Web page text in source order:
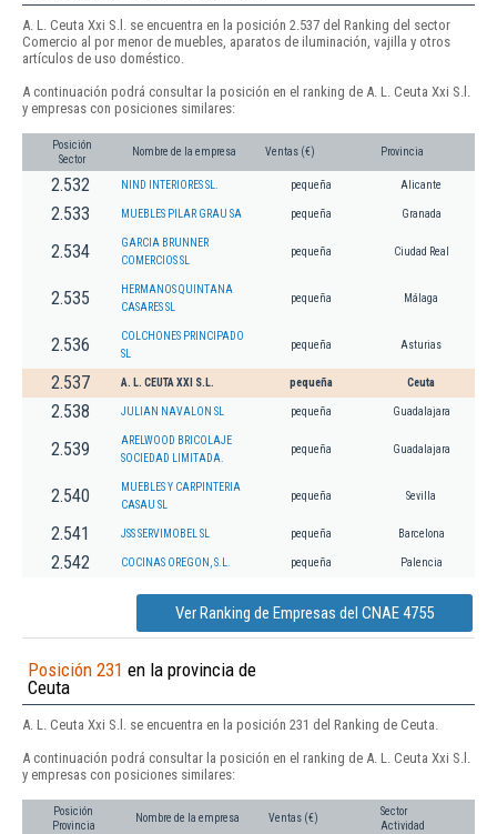
A. L. Ceuta Xxi S.l. se encuentra en la posición 2.537 del Ranking del sector
Comercio al por menor de muebles, aparatos de iluminación, vajilla y otros
artículos de uso doméstico.
A continuación podrá consultar la posición en el ranking de A. L. Ceuta Xxi S.l.
y empresas con posiciones similares:
Posición
Sector
Nombre de la empresa Ventas (€) Provincia
2.532 NIND INTERIORES SL. pequeña Alicante
2.533 MUEBLES PILAR GRAU SA pequeña Granada
2.534
GARCIA BRUNNER
COMERCIOS SL
pequeña Ciudad Real
2.535
HERMANOS QUINTANA
CASARES SL
pequeña Málaga
2.536
COLCHONES PRINCIPADO
SL
pequeña Asturias
2.537 A. L. CEUTA XXI S.L. pequeña Ceuta
2.538 JULIAN NAVALON SL pequeña Guadalajara
2.539
ARELWOOD BRICOLAJE
SOCIEDAD LIMITADA.
pequeña Guadalajara
2.540
MUEBLES Y CARPINTERIA
CASAU SL
pequeña Sevilla
2.541 JSS SERVIMOBEL SL pequeña Barcelona
2.542 COCINAS OREGON, S.L. pequeña Palencia
Ver Ranking de Empresas del CNAE 4755
Posición 231 en la provincia de
Ceuta
A. L. Ceuta Xxi S.l. se encuentra en la posición 231 del Ranking de Ceuta.
A continuación podrá consultar la posición en el ranking de A. L. Ceuta Xxi S.l.
y empresas con posiciones similares:
Posición
Provincia
Nombre de la empresa Ventas (€)
Sector
Actividad